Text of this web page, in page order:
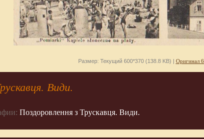
Размер: Текущий 600*370 (138.8 KB) | Оригинал
Види.
Поздоровлення з Трускавця. Види.